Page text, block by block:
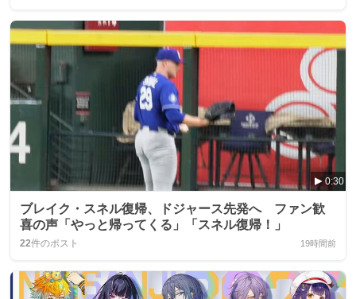
0:30
ブレイク・スネル復帰、ドジャース先発へ ファン歓
喜の声「やっと帰ってくる」「スネル復帰！」
22件のポスト 19時間前